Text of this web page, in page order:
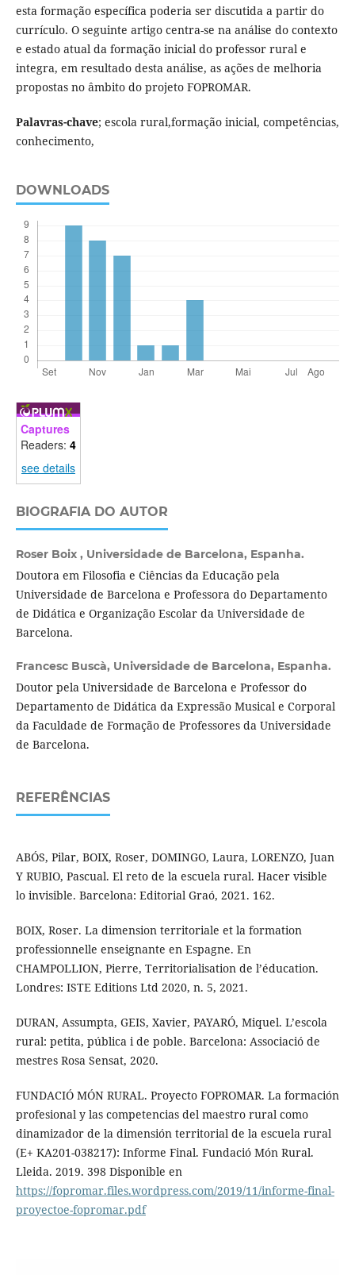
esta formação específica poderia ser discutida a partir do
currículo. O seguinte artigo centra-se na análise do contexto
e estado atual da formação inicial do professor rural e
integra, em resultado desta análise, as ações de melhoria
propostas no âmbito do projeto FOPROMAR.
Palavras-chave; escola rural,formação inicial, competências,
conhecimento,
DOWNLOADS
Captures
Readers: 4
see details
BIOGRAFIA DO AUTOR
Roser Boix , Universidade de Barcelona, Espanha.
Doutora em Filosofia e Ciências da Educação pela
Universidade de Barcelona e Professora do Departamento
de Didática e Organização Escolar da Universidade de
Barcelona.
Francesc Buscà, Universidade de Barcelona, Espanha.
Doutor pela Universidade de Barcelona e Professor do
Departamento de Didática da Expressão Musical e Corporal
da Faculdade de Formação de Professores da Universidade
de Barcelona.
REFERÊNCIAS
ABÓS, Pilar, BOIX, Roser, DOMINGO, Laura, LORENZO, Juan
Y RUBIO, Pascual. El reto de la escuela rural. Hacer visible
lo invisible. Barcelona: Editorial Graó, 2021. 162.
BOIX, Roser. La dimension territoriale et la formation
professionnelle enseignante en Espagne. En
CHAMPOLLION, Pierre, Territorialisation de l’éducation.
Londres: ISTE Editions Ltd 2020, n. 5, 2021.
DURAN, Assumpta, GEIS, Xavier, PAYARÓ, Miquel. L’escola
rural: petita, pública i de poble. Barcelona: Associació de
mestres Rosa Sensat, 2020.
FUNDACIÓ MÓN RURAL. Proyecto FOPROMAR. La formación
profesional y las competencias del maestro rural como
dinamizador de la dimensión territorial de la escuela rural
(E+ KA201-038217): Informe Final. Fundació Món Rural.
Lleida. 2019. 398 Disponible en
https://fopromar.files.wordpress.com/2019/11/informe-final-
proyectoe-fopromar.pdf